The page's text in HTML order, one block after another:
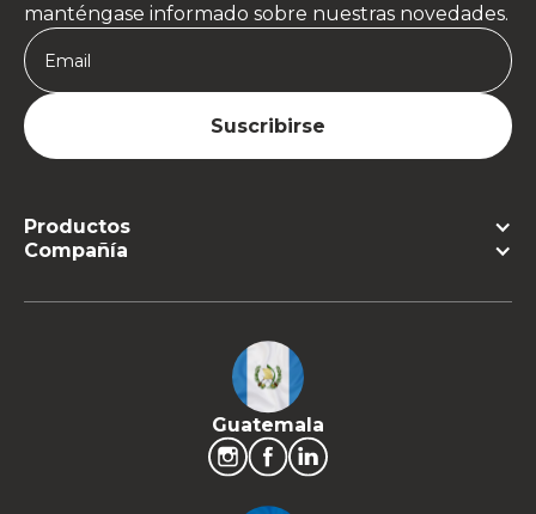
manténgase informado sobre nuestras novedades.
Productos
Compañía
Guatemala